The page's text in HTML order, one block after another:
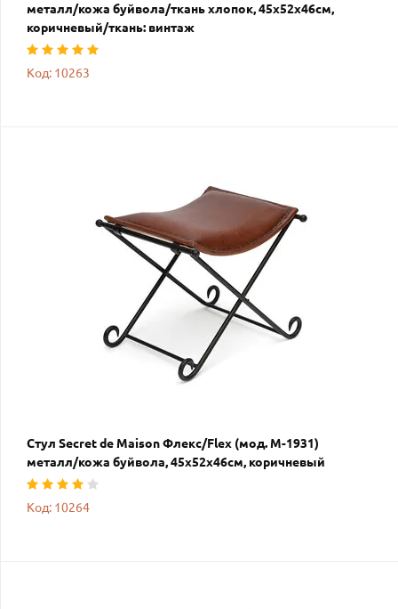
металл/кожа буйвола/ткань хлопок, 45х52х46см,
коричневый/ткань: винтаж
Код: 10263
Стул Secret de Maison Флекс/Flex (мод. M-1931)
металл/кожа буйвола, 45х52х46см, коричневый
Код: 10264